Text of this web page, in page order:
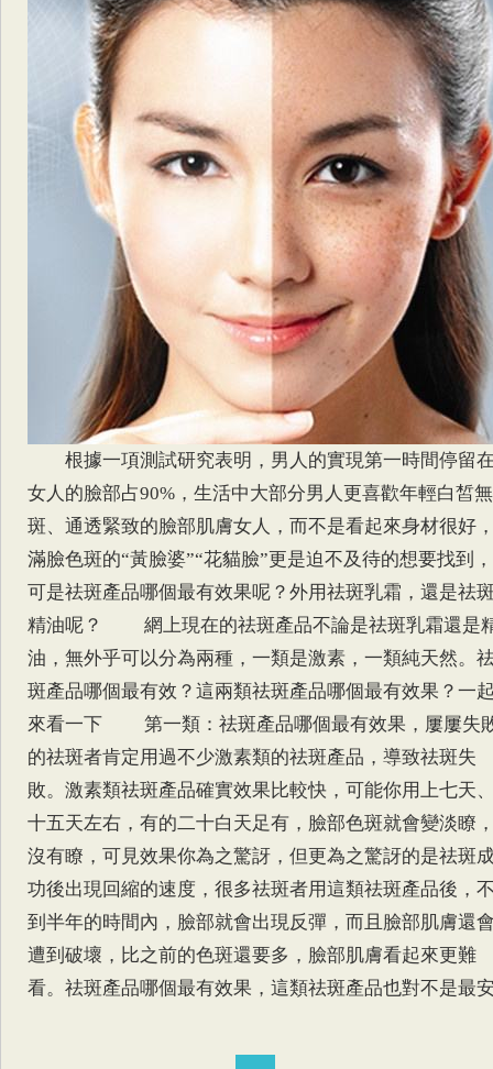
根據一項測試研究表明，男人的實現第一時間停留
女人的臉部占90%，生活中大部分男人更喜歡年輕白皙無
斑、通透緊致的臉部肌膚女人，而不是看起來身材很好
滿臉色斑的“黃臉婆”“花貓臉”更是迫不及待的想要找到，
可是祛斑產品哪個最有效果呢？外用祛斑乳霜，還是祛
精油呢？ 網上現在的祛斑產品不論是祛斑乳霜還是
油，無外乎可以分為兩種，一類是激素，一類純天然。
斑產品哪個最有效？這兩類祛斑產品哪個最有效果？一
來看一下 第一類：祛斑產品哪個最有效果，屢屢失
的祛斑者肯定用過不少激素類的祛斑產品，導致祛斑失
敗。激素類祛斑產品確實效果比較快，可能你用上七天
十五天左右，有的二十白天足有，臉部色斑就會變淡瞭
沒有瞭，可見效果你為之驚訝，但更為之驚訝的是祛斑
功後出現回縮的速度，很多祛斑者用這類祛斑產品後，
到半年的時間內，臉部就會出現反彈，而且臉部肌膚還
遭到破壞，比之前的色斑還要多，臉部肌膚看起來更難
看。祛斑產品哪個最有效果，這類祛斑產品也對不是最